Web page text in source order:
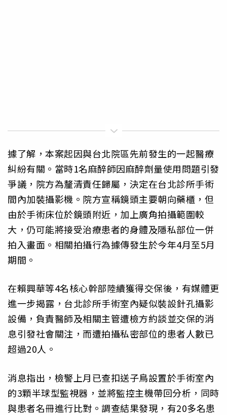
據了解，本案起因與台北院區先前發生的一起醫療
糾紛有關。當時1名麻醉師因麻醉劑量使用問題引發
爭議，院方為釐清責任歸屬，決定在台北診所手術
間內加裝攝影機。院方宣稱鏡頭主要朝向藥櫃，但
由於手術床位於鏡頭附近，加上廣角拍攝範圍較
大，仍可能將接受治療患者的身體及隱私部位一併
拍入畫面。相關拍攝行為據傳發生於今年4月至5月
期間。
在賴興華等4名核心幹部陸續獲得交保後，有媒體更
進一步揭露，台北診所手術室內疑似裝設針孔攝影
設備，負責醫師及相關主管遭檢方約談並交保的消
息引發社會關注，而遭拍攝私密部位的患者人數已
超過20人。
消息指出，檢警上月已查扣送子鳥設置於手術室內
的3顆半球型監視器，並將監控主機帶回分析，同時
與患者名冊進行比對。調查結果發現，有20多名患